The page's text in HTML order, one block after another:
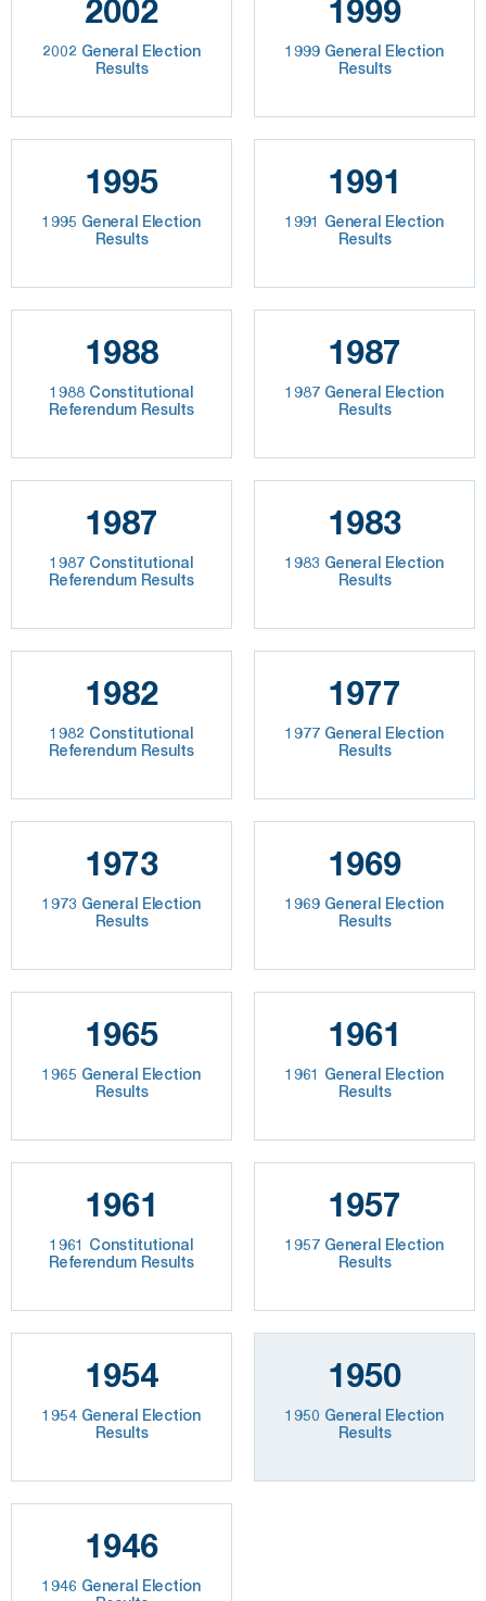
2002
2002 General Election
Results
1999
1999 General Election
Results
1995
1995 General Election
Results
1991
1991 General Election
Results
1988
1988 Constitutional
Referendum Results
1987
1987 General Election
Results
1987
1987 Constitutional
Referendum Results
1983
1983 General Election
Results
1982
1982 Constitutional
Referendum Results
1977
1977 General Election
Results
1973
1973 General Election
Results
1969
1969 General Election
Results
1965
1965 General Election
Results
1961
1961 General Election
Results
1961
1961 Constitutional
Referendum Results
1957
1957 General Election
Results
1954
1954 General Election
Results
1950
1950 General Election
Results
1946
1946 General Election